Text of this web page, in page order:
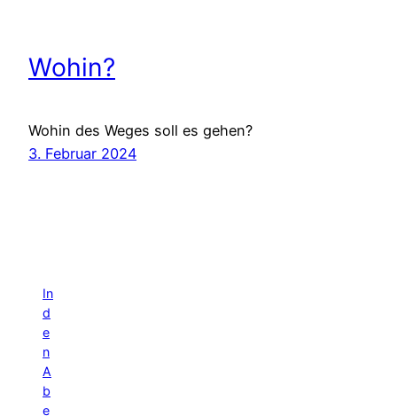
Wohin?
Wohin des Weges soll es gehen?
3. Februar 2024
In
d
e
n
A
b
e